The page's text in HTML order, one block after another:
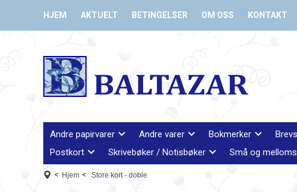
HJEM AKTUELT BETINGELSER OM OSS KONTAKT
Andre papirvarer Andre varer Bokmerker
Postkort
Skrivebøker / Notisbøker Små og
< Hjem < Store kort - doble